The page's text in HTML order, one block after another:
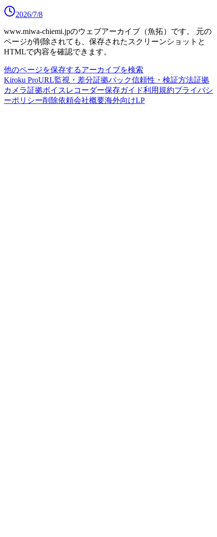
2026/7/8
www.miwa-chiemi.jpのウェブアーカイブ（魚拓）です。
元の
ページが削除されても、保存されたスクリーンショットと
HTMLで内容を確認できます。
他のページを保存するアーカイブを検索
Kiroku ProURL監視・差分証拠パック信頼性・検証方法証拠
カメラ証拠ボイスレコーダー保存ガイド利用規約プライバシ
ーポリシー削除依頼会社概要海外向けLP